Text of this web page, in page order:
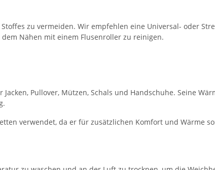
zu vermeiden. Wir empfehlen eine Universal- oder
Nähen mit einem Flusenroller zu reinigen.
Pullover, Mützen, Schals und Handschuhe. Seine
verwendet, da er für zusätzlichen Komfort und Wärme